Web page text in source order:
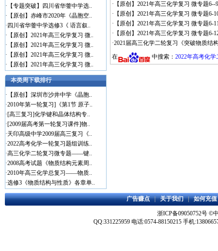
· 【专题突破】四川省华蓥中学选..
· 【原创】赤峰市2020年《晶胞空..
· 四川省华蓥中学选修3《 语言叙..
· 【原创】2021年高三化学复习 微..
· 【原创】2021年高三化学复习 微..
· 【原创】2021年高三化学复习 微..
· 【原创】2021年高三化学复习 微..
本类周下载排行
· 【原创】深圳市沙井中学《晶胞..
·2010年第一轮复习]《第1节 原子..
·[高三复习]化学键和晶体结构专..
·[2009届高考第一轮复习课件]物..
·天印高级中学2009届高三复习《..
·2022高考化学一轮复习题组训练..
·高三化学二轮复习微专题——键..
·2008高考试题《物质结构元素周..
·2010年高三化学总复习——物质..
·选修3《物质结构与性质》各章单..
· 【原创】2021年高三化学复习 微专题
· 【原创】2021年高三化学复习 微专题6-
· 【原创】2021年高三化学复习 微专题6-
· 【原创】2021年高三化学复习 微专题6-
·2021届高三化学二轮复习《突破物质结
在
中搜索： 2022年高考化
广告赚点|关于我们|如何充值
浙ICP备09050752号 ©
QQ:331225959 电话:0574-88150215 手机